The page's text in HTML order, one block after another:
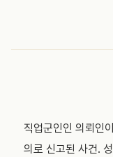
직업군인인 의뢰인
의로 신고된 사건.